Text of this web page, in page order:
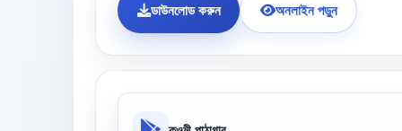
ডাউনলোড করুন অনলাইন পড়ুন